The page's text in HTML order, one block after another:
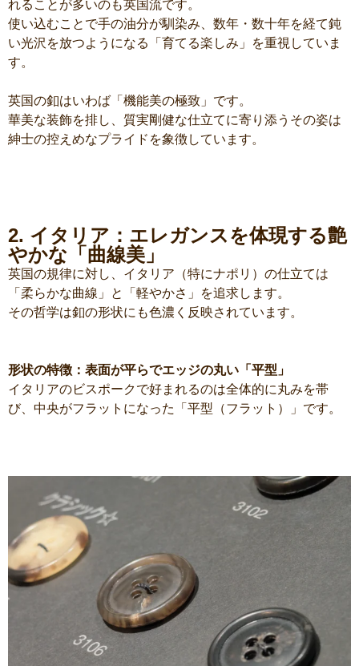
れることが多いのも英国流です。
使い込むことで手の油分が馴染み、数年・数十年を経て鈍
い光沢を放つようになる「育てる楽しみ」を重視していま
す。
英国の釦はいわば「機能美の極致」です。
華美な装飾を排し、質実剛健な仕立てに寄り添うその姿は
紳士の控えめなプライドを象徴しています。
2. イタリア：エレガンスを体現する艶
やかな「曲線美」
英国の規律に対し、イタリア（特にナポリ）の仕立ては
「柔らかな曲線」と「軽やかさ」を追求します。
その哲学は釦の形状にも色濃く反映されています。
形状の特徴：表面が平らでエッジの丸い「平型」
イタリアのビスポークで好まれるのは全体的に丸みを帯
び、中央がフラットになった「平型（フラット）」です。